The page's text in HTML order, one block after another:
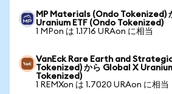
MP Materials (Ondo Tokenized)
Uranium ETF (Ondo Tokenized)
1 MPon は 1.1716 URAon に相当
VanEck Rare Earth and
Tokenized) から Global X
Tokenized)
1 REMXon は 1.7020 URAon に相当